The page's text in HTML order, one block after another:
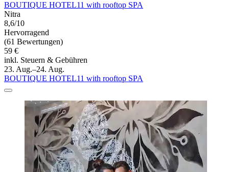
BOUTIQUE HOTEL11 with rooftop SPA
Nitra
8,6/10
Hervorragend
(61 Bewertungen)
59 €
inkl. Steuern & Gebühren
23. Aug.–24. Aug.
BOUTIQUE HOTEL11 with rooftop SPA